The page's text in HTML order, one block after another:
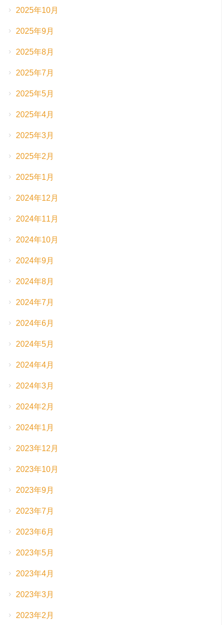
2025年10月
2025年9月
2025年8月
2025年7月
2025年5月
2025年4月
2025年3月
2025年2月
2025年1月
2024年12月
2024年11月
2024年10月
2024年9月
2024年8月
2024年7月
2024年6月
2024年5月
2024年4月
2024年3月
2024年2月
2024年1月
2023年12月
2023年10月
2023年9月
2023年7月
2023年6月
2023年5月
2023年4月
2023年3月
2023年2月